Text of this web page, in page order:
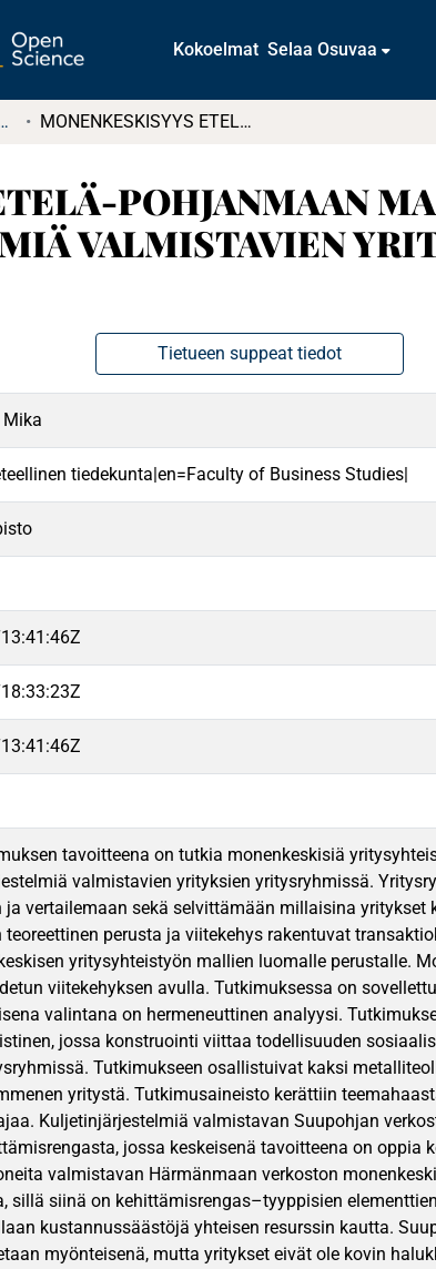
Kokoelmat Selaa Osuvaa
(rajattu saatavuus) MONENKESKISYYS ETELÄ-POHJANMAAN MAATALOUSKONEITA JA KULJETINJÄRJESTELMIÄ VALMISTAVIEN YRITYKSIEN YRITYSRYHMISSÄ
POHJANMAAN
VALMISTAVIEN
Tietueen suppeat tiedot
Mika
tiedekunta|en=Faculty of Business Studies|
tavoitteena on tutkia monenkeskisiä
valmistavien yrityksien yritysryhmissä.
ja vertailemaan sekä selvittämään millaisina yritykset
teoreettinen perusta ja viitekehys rakentuvat
yritysyhteistyön mallien luomalle perustalle.
viitekehyksen avulla. Tutkimuksessa on
valintana on hermeneuttinen analyysi.
jossa konstruointi viittaa todellisuuden
Tutkimukseen osallistuivat kaksi
yritystä. Tutkimusaineisto kerättiin
Kuljetinjärjestelmiä valmistavan Suupohjan
jossa keskeisenä tavoitteena on oppia
valmistavan Härmänmaan verkoston
sillä siinä on kehittämisrengas–tyyppisien
kustannussäästöjä yhteisen resurssin kautta.
myönteisenä, mutta yritykset eivät ole kovin